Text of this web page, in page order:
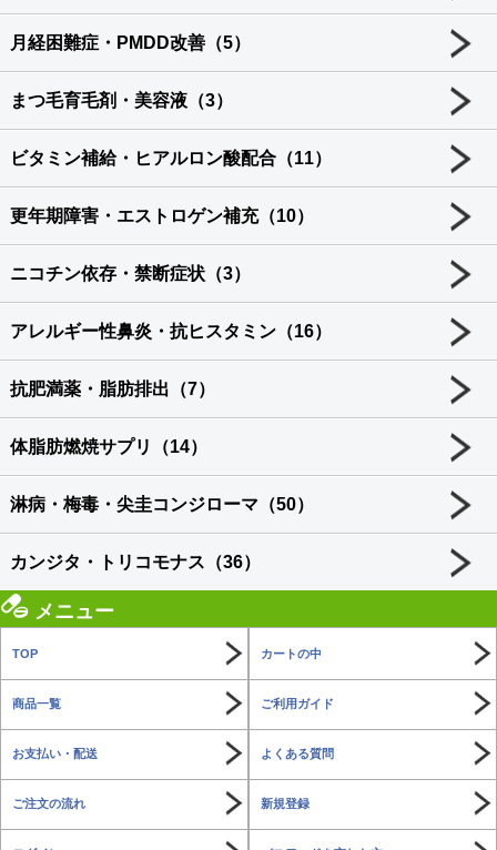
月経困難症・PMDD改善（5）
まつ毛育毛剤・美容液（3）
ビタミン補給・ヒアルロン酸配合（11）
更年期障害・エストロゲン補充（10）
ニコチン依存・禁断症状（3）
アレルギー性鼻炎・抗ヒスタミン（16）
抗肥満薬・脂肪排出（7）
体脂肪燃焼サプリ（14）
淋病・梅毒・尖圭コンジローマ（50）
カンジタ・トリコモナス（36）
メニュー
TOP カートの中
商品一覧 ご利用ガイド
お支払い・配送 よくある質問
ご注文の流れ 新規登録